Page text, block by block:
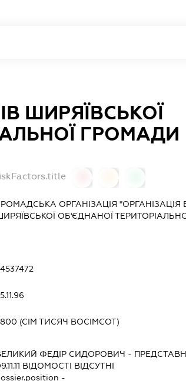
ШИРЯЇВСЬКОЇ
ГРОМАДИ
ОРГАНІЗАЦІЯ "ОРГАНІЗАЦІЯ
ОБ'ЄДНАНОЇ
(СІМ ТИСЯЧ ВОСІМСОТ)
ФЕДІР СИДОРОВИЧ -
ВІДОМОСТІ ВІДСУТНІ
-